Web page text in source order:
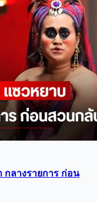
กลางรายการ ก่อน